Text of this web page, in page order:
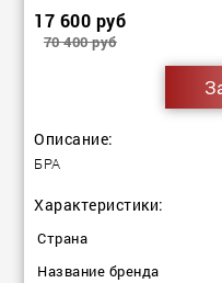
17 600 руб
70 400 руб
Описание:
БРА
Характеристики:
Страна
Название бренда